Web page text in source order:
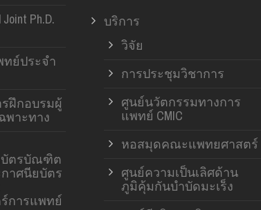
Ph.D.
ย์ประจำ
ฝึกอบรมผู้
พาะทาง
บัตรบัณฑิต
าศนียบัตร
การแพทย์
บริการ
วิจัย
การประชุมวิชาการ
ศูนย์นวัตกรรมทางการ
แพทย์ CMIC
หอสมุดคณะแพทยศาสตร์
ศูนย์ความเป็นเลิศด้าน
ภูมิคุ้มกันบำบัดมะเร็ง